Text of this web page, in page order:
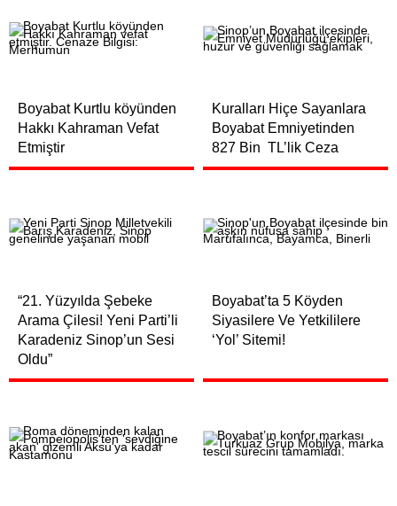
Boyabat Kurtlu köyünden
Hakkı Kahraman Vefat
Etmiştir
Kuralları Hiçe Sayanlara
Boyabat Emniyetinden
827 Bin TL’lik Ceza
“21. Yüzyılda Şebeke
Arama Çilesi! Yeni Parti’li
Karadeniz Sinop’un Sesi
Oldu”
Boyabat’ta 5 Köyden
Siyasilere Ve Yetkililere
‘Yol’ Sitemi!